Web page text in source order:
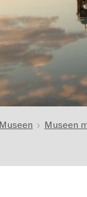
Museen Museen